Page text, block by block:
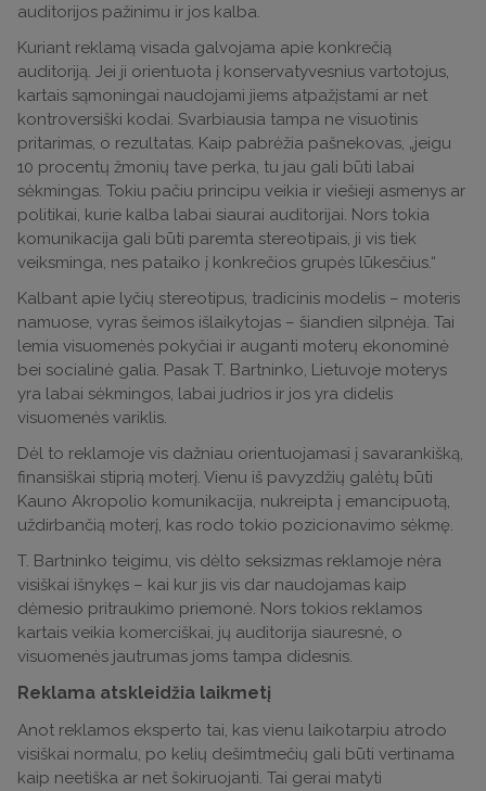
auditorijos pažinimu ir jos kalba.
Kuriant reklamą visada galvojama apie konkrečią
auditoriją. Jei ji orientuota į konservatyvesnius vartotojus,
kartais sąmoningai naudojami jiems atpažįstami ar net
kontroversiški kodai. Svarbiausia tampa ne visuotinis
pritarimas, o rezultatas. Kaip pabrėžia pašnekovas, „jeigu
10 procentų žmonių tave perka, tu jau gali būti labai
sėkmingas. Tokiu pačiu principu veikia ir viešieji asmenys ar
politikai, kurie kalba labai siaurai auditorijai. Nors tokia
komunikacija gali būti paremta stereotipais, ji vis tiek
veiksminga, nes pataiko į konkrečios grupės lūkesčius.“
Kalbant apie lyčių stereotipus, tradicinis modelis – moteris
namuose, vyras šeimos išlaikytojas – šiandien silpnėja. Tai
lemia visuomenės pokyčiai ir auganti moterų ekonominė
bei socialinė galia. Pasak T. Bartninko, Lietuvoje moterys
yra labai sėkmingos, labai judrios ir jos yra didelis
visuomenės variklis.
Dėl to reklamoje vis dažniau orientuojamasi į savarankišką,
finansiškai stiprią moterį. Vienu iš pavyzdžių galėtų būti
Kauno Akropolio komunikacija, nukreipta į emancipuotą,
uždirbančią moterį, kas rodo tokio pozicionavimo sėkmę.
T. Bartninko teigimu, vis dėlto seksizmas reklamoje nėra
visiškai išnykęs – kai kur jis vis dar naudojamas kaip
dėmesio pritraukimo priemonė. Nors tokios reklamos
kartais veikia komerciškai, jų auditorija siauresnė, o
visuomenės jautrumas joms tampa didesnis.
Reklama atskleidžia laikmetį
Anot reklamos eksperto tai, kas vienu laikotarpiu atrodo
visiškai normalu, po kelių dešimtmečių gali būti vertinama
kaip neetiška ar net šokiruojanti. Tai gerai matyti